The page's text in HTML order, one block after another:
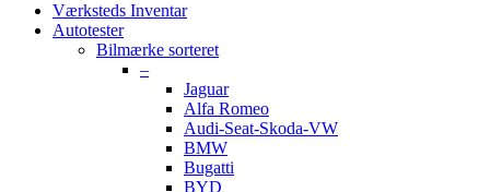
Værksteds Inventar
Autotester
Bilmærke sorteret
–
Jaguar
Alfa Romeo
Audi-Seat-Skoda-VW
BMW
Bugatti
BYD